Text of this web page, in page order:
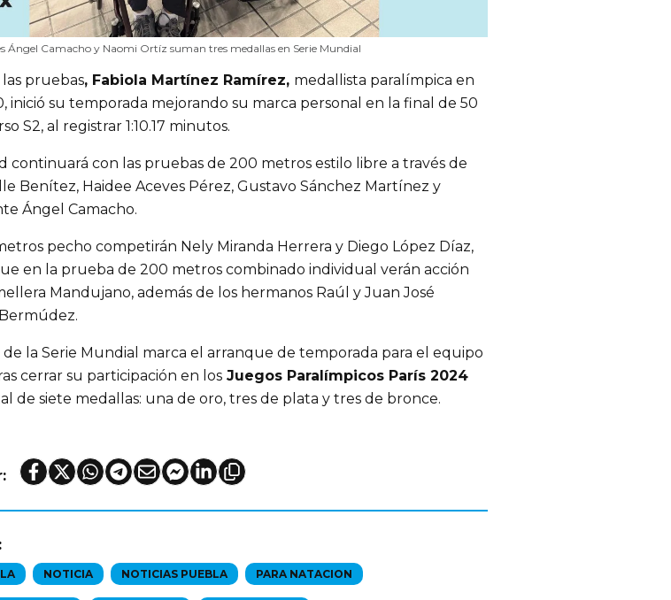
Ángel Camacho y Naomi Ortíz suman tres medallas en Serie Mundial
pruebas, Fabiola Martínez Ramírez, medallista paralímpica en
inició su temporada mejorando su marca personal en la final de 50
S2, al registrar 1:10.17 minutos.
continuará con las pruebas de 200 metros estilo libre a través de
Benítez, Haidee Aceves Pérez, Gustavo Sánchez Martínez y
Ángel Camacho.
pecho competirán Nely Miranda Herrera y Diego López Díaz,
en la prueba de 200 metros combinado individual verán acción
Mandujano, además de los hermanos Raúl y Juan José
de la Serie Mundial marca el arranque de temporada para el equipo
cerrar su participación en los Juegos Paralímpicos París 2024
de siete medallas: una de oro, tres de plata y tres de bronce.
NOTICIA NOTICIAS PUEBLA PARA NATACION